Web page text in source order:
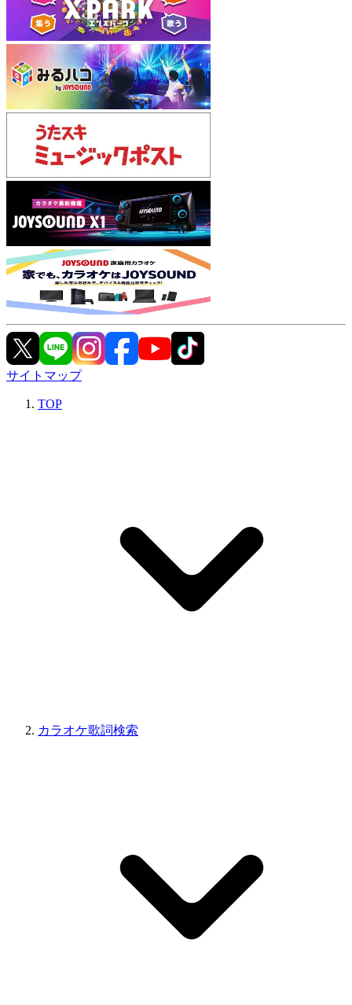
サイトマップ
TOP
カラオケ歌詞検索